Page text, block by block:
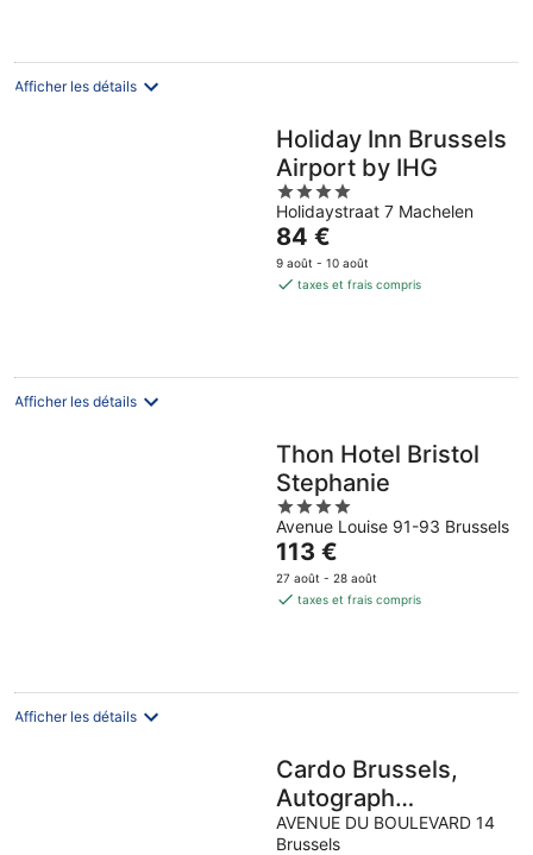
par
Afficher les détails
Holiday Inn Brussels
Airport by IHG
4
out
of
5
Holidaystraat 7 Machelen
Le
prix
est
nuit
84 €
9 août - 10 août
taxes et frais compris
Afficher les détails
Thon Hotel Bristol
Stephanie
4
out
of
5
Avenue Louise 91-93 Brussels
Le
prix
est
nuit
113 €
27 août - 28 août
taxes et frais compris
Afficher les détails
Cardo Brussels,
Autograph
Collection
AVENUE DU BOULEVARD 14
Brussels